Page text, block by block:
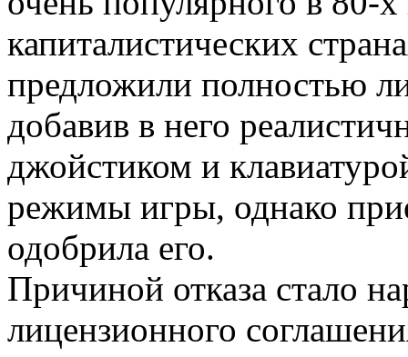
капиталистических
предложили полностью
добавив в него
джойстиком и
режимы игры, однако
одобрила его.
Причиной отказа стало
лицензионного